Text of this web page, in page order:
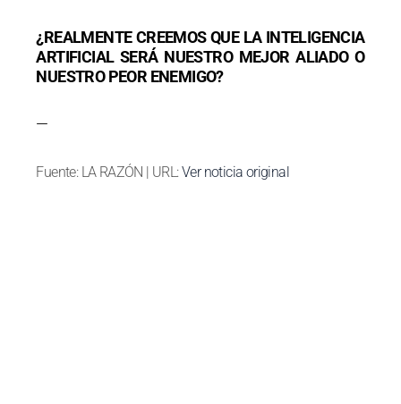
¿REALMENTE CREEMOS QUE LA INTELIGENCIA
ARTIFICIAL SERÁ NUESTRO MEJOR ALIADO O
NUESTRO PEOR ENEMIGO?
—
Fuente: LA RAZÓN | URL:Ver noticia original